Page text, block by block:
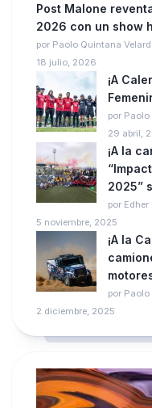
Post Malone
2026 con un show
por Paolo Quintana
18 julio, 2026
¡A
por
29 abril,
¡A la
2025”
por
5 noviembre, 2025
¡A la
por
2 diciembre, 2025